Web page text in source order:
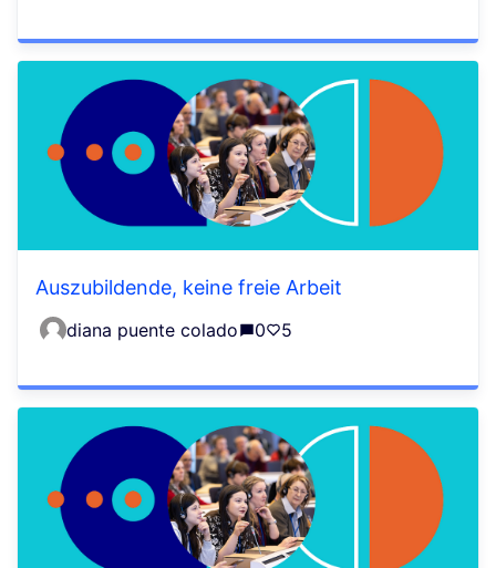
Auszubildende, keine freie Arbeit
diana puente colado 0 5